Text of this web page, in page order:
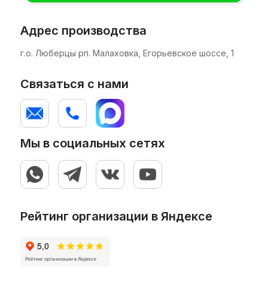
Система регулировки положения
аппликатора (стойка) позволяет точно
обеспечить качественное нанесение
этикетки.
Мы в социальных сетях
Связаться с нами
Рейтинг организации в Яндексе
г.о. Люберцы рп. Малаховка, Егорьевское шоссе, 1
Адрес производства